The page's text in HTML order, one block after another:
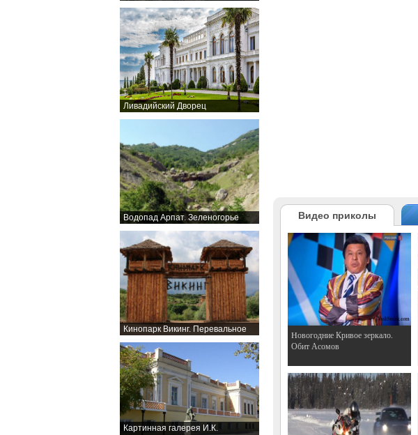
Ливадийский Дворец
Водопад Арпат. Зеленогорье
Кинопарк Викинг. Перевальное
Картинная галерея И.К.
Видео приколы
Hовогодние Кривое зеркало.
Обит Асомов